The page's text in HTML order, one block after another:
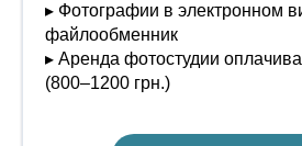
▸ Фотографии в электронном
файлообменник
▸ Аренда фотостудии
(800–1200 грн.)